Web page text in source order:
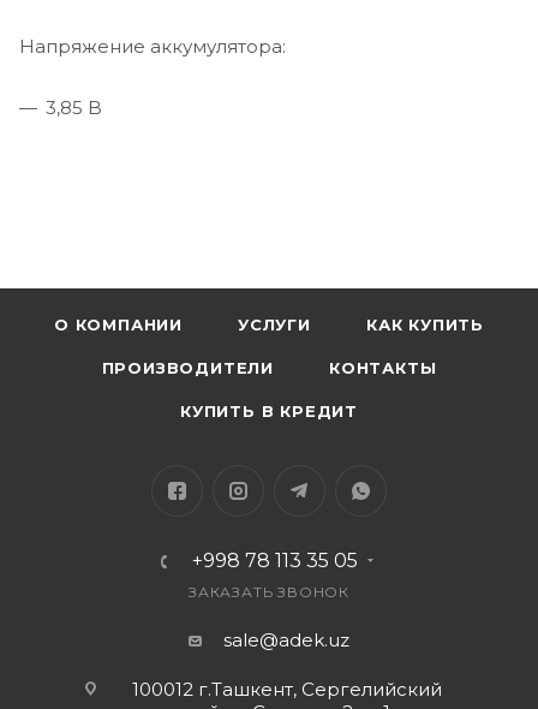
Напряжение аккумулятора:
3,85 B
О КОМПАНИИ УСЛУГИ КАК КУПИТЬ
ПРОИЗВОДИТЕЛИ КОНТАКТЫ
КУПИТЬ В КРЕДИТ
+998 78 113 35 05
ЗАКАЗАТЬ ЗВОНОК
sale@adek.uz
100012 г.Ташкент, Сергелийский